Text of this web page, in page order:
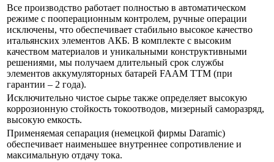
Все производство работает полностью в автоматическом
режиме с пооперационным контролем, ручные операции
исключены, что обеспечивает стабильно высокое качество
итальянских элементов АКБ. В комплекте с высоким
качеством материалов и уникальными конструктивными
решениями, мы получаем длительный срок службы
элементов аккумуляторных батарей FAAM ТTM (при
гарантии – 2 года).
Исключительно чистое сырье также определяет высокую
коррозионную стойкость токоотводов, мизерный саморазряд,
высокую емкость.
Применяемая сепарация (немецкой фирмы Daramic)
обеспечивает наименьшее внутреннее сопротивление и
максимальную отдачу тока.